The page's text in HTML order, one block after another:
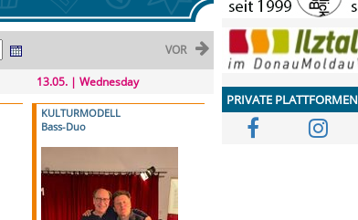
VOR
13.05. | Wednesday
KULTURMODELL
Bass-Duo
PRIVATE PLATTFORMEN